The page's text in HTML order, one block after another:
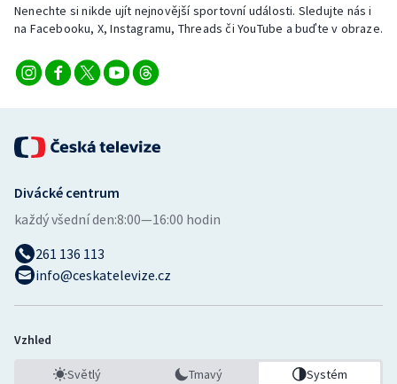
Triatlon
Volejbal
Nenechte si nikde ujít nejnovější sportovní události. Sledujte nás i
na Facebooku, X, Instagramu, Threads či YouTube a buďte v obraze.
Divácké centrum
každý všední den:8:00—16:00 hodin
261 136 113
info@ceskatelevize.cz
Vzhled
Světlý Tmavý Systém